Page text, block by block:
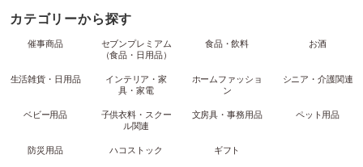
カテゴリーから探す
催事商品
セブンプレミアム
（食品・日用品）
食品・飲料 お酒
生活雑貨・日用品
インテリア・家
具・家電
ホームファッショ
ン
シニア・介護関連
ベビー用品
子供衣料・スクー
ル関連
文房具・事務用品 ペット用品
防災用品 ハコストック ギフト